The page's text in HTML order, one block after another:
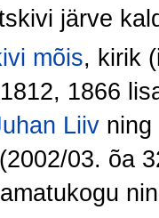
järve
mõis, kirik
1866
Liiv ning
03. õa